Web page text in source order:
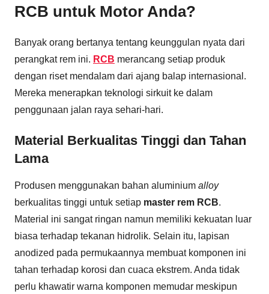
RCB untuk Motor Anda?
Banyak orang bertanya tentang keunggulan nyata dari
perangkat rem ini. RCB merancang setiap produk
dengan riset mendalam dari ajang balap internasional.
Mereka menerapkan teknologi sirkuit ke dalam
penggunaan jalan raya sehari-hari.
Material Berkualitas Tinggi dan Tahan
Lama
Produsen menggunakan bahan aluminium alloy
berkualitas tinggi untuk setiap master rem RCB.
Material ini sangat ringan namun memiliki kekuatan luar
biasa terhadap tekanan hidrolik. Selain itu, lapisan
anodized pada permukaannya membuat komponen ini
tahan terhadap korosi dan cuaca ekstrem. Anda tidak
perlu khawatir warna komponen memudar meskipun